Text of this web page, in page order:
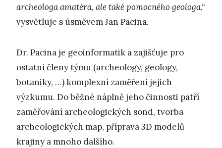
archeologa amatéra, ale také pomocného geologa,“
vysvětluje s úsměvem Jan Pacina.
Dr. Pacina je geoinformatik a zajišťuje pro
ostatní členy týmu (archeology, geology,
botaniky, …) komplexní zaměření jejich
výzkumu. Do běžné náplně jeho činnosti patří
zaměřování archeologických sond, tvorba
archeologických map, příprava 3D modelů
krajiny a mnoho dalšího.